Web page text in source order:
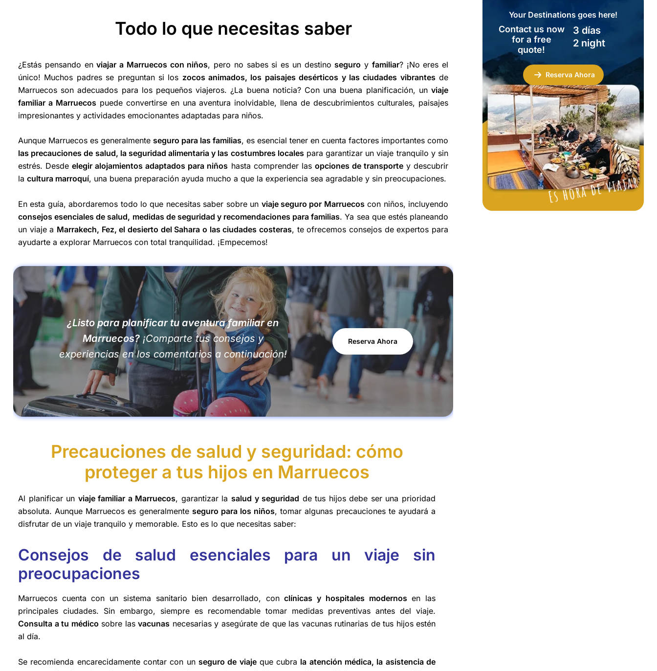
Todo lo que necesitas saber
¿Estás pensando enviajar a Marruecos con niños, pero no sabes si es un destino seguro y familiar? ¡No eres el
único! Muchos padres se preguntan si los zocos animados, los paisajes desérticos y las ciudades vibrantesde
Marruecos son adecuados para los pequeños viajeros. ¿La buena noticia? Con una buena planificación, un viaje
familiar a Marruecospuede convertirse en una aventura inolvidable, llena de descubrimientos culturales, paisajes
impresionantes y actividades emocionantes adaptadas para niños.
Aunque Marruecos es generalmente seguro para las familias, es esencial tener en cuenta factores importantes como
las precauciones de salud, la seguridad alimentaria y las costumbres localespara garantizar un viaje tranquilo y sin
estrés. Desdeelegir alojamientos adaptados para niños hasta comprender las opciones de transportey descubrir
la cultura marroquí, una buena preparación ayuda mucho a que la experiencia sea agradable y sin preocupaciones.
En esta guía, abordaremos todo lo que necesitas saber sobre un viaje seguro por Marruecoscon niños, incluyendo
consejos esenciales de salud, medidas de seguridad y recomendaciones para familias. Ya sea que estés planeando
un viaje a Marrakech, Fez, el desierto del Sahara o las ciudades costeras, te ofrecemos consejos de expertos para
ayudarte a explorar Marruecos con total tranquilidad. ¡Empecemos!
¿Listo para planificar tu aventura familiar en
Marruecos?¡Comparte tus consejos y
experiencias en los comentarios a continuación!
Reserva Ahora
Precauciones de salud y seguridad: cómo
proteger a tus hijos en Marruecos
Al planificar un viaje familiar a Marruecos, garantizar la salud y seguridad de tus hijos debe ser una prioridad
absoluta. Aunque Marruecos es generalmente seguro para los niños, tomar algunas precauciones te ayudará a
disfrutar de un viaje tranquilo y memorable. Esto es lo que necesitas saber:
Consejos de salud esenciales para un viaje sin
preocupaciones
Marruecos cuenta con un sistema sanitario bien desarrollado, conclínicas y hospitales modernosen las
principales ciudades. Sin embargo, siempre es recomendable tomar medidas preventivas antes del viaje.
Consulta a tu médico sobre las vacunas necesarias y asegúrate de que las vacunas rutinarias de tus hijos estén
al día.
Se recomienda encarecidamente contar con un seguro de viajeque cubra la atención médica, la asistencia de
Your Destinations goes here!
Contact us now
for a free
quote!
3 días
2 night
Reserva Ahora
Es hora de viajar